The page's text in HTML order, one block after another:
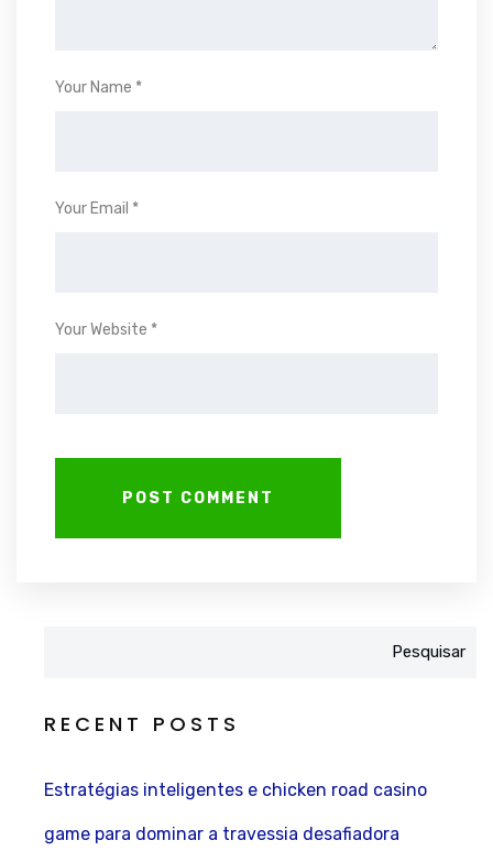
Your Name *
Your Email *
Your Website *
Pesquisar
RECENT POSTS
Estratégias inteligentes e chicken road casino
game para dominar a travessia desafiadora